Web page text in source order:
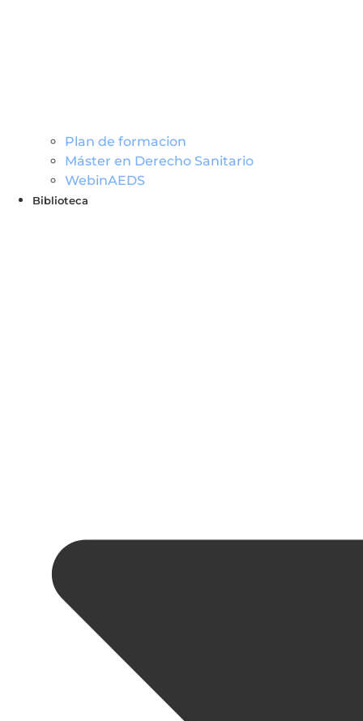
Plan de formacion
Máster en Derecho Sanitario
WebinAEDS
Biblioteca